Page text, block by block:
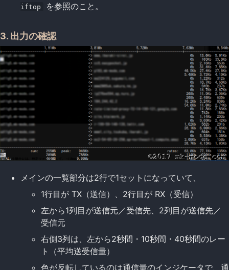
iftop
を参照のこと。
3. 出力の確認
メインの一覧部分は2行で1セットになっていて、
1行目が TX（送信）、2行目が RX（受信）
左から1列目が送信元／受信先、2列目が送信先／
受信元
右側3列は、左から2秒間・10秒間・40秒間のレー
ト（平均送受信量）
色が反転しているのは通信量のインジケータで、通